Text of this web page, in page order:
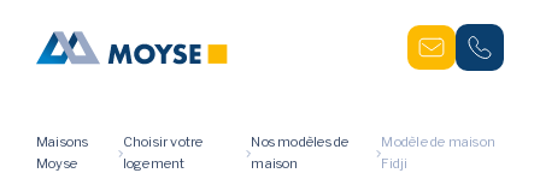
Maisons
Moyse
Choisir votre
logement
Nos modèles de
maison
Modèle de maison
Fidji